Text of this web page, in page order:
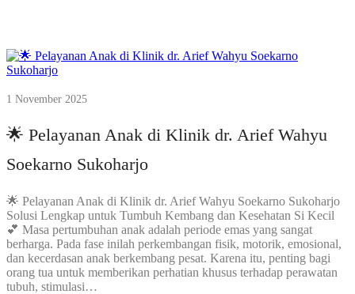
1 November 2025
🌟 Pelayanan Anak di Klinik dr. Arief Wahyu
Soekarno Sukoharjo
🌟 Pelayanan Anak di Klinik dr. Arief Wahyu Soekarno Sukoharjo
Solusi Lengkap untuk Tumbuh Kembang dan Kesehatan Si Kecil
💕 Masa pertumbuhan anak adalah periode emas yang sangat
berharga. Pada fase inilah perkembangan fisik, motorik, emosional,
dan kecerdasan anak berkembang pesat. Karena itu, penting bagi
orang tua untuk memberikan perhatian khusus terhadap perawatan
tubuh, stimulasi…